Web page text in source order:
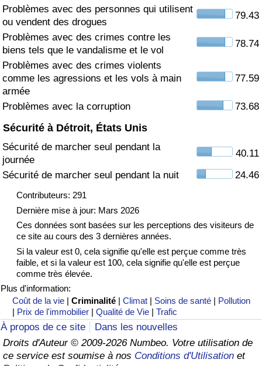
Problèmes avec des personnes qui utilisent
ou vendent des drogues
79.43
Problèmes avec des crimes contre les
biens tels que le vandalisme et le vol
78.74
Problèmes avec des crimes violents
comme les agressions et les vols à main
armée
77.59
Problèmes avec la corruption 73.68
Sécurité à Détroit, États Unis
Sécurité de marcher seul pendant la
journée
40.11
Sécurité de marcher seul pendant la nuit
24.46
Contributeurs: 291
Dernière mise à jour: Mars 2026
Ces données sont basées sur les perceptions des visiteurs de
ce site au cours des 3 dernières années.
Si la valeur est 0, cela signifie qu'elle est perçue comme très
faible, et si la valeur est 100, cela signifie qu'elle est perçue
comme très élevée.
Plus d'information:
Coût de la vie |Criminalité |Climat | Soins de santé | Pollution
| Prix de l'immobilier |Qualité de Vie |Trafic
À propos de ce site
Dans les nouvelles
Droits d'Auteur © 2009-2026 Numbeo. Votre utilisation de
ce service est soumise à nos Conditions d'Utilisation et
Indice de Pollution (Actuel)
Indice de pollution
Indice de Pollution par Pays
Trafic
Indice de Trafic
Indice de Trafic (Actuel)
Indice de Trafic par Pays